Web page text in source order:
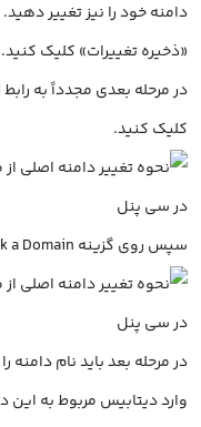
دامنه خود را نیز تغییر
«ذخیره تغییرات» کلیک کنید.
کلیک کنید.
سپس روی گزینه Park a Domain کلیک کنید.
در مرحله بعد باید نام دامنه